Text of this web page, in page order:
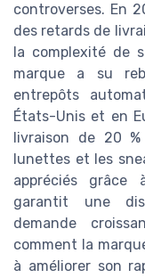
controverses. En
des retards de
la complexité de
marque a su
entrepôts
États-Unis et en
livraison de 20
lunettes et les
appréciés
garantit une
demande
comment la
à améliorer son